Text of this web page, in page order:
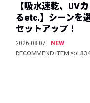
【吸水速乾、UV
るetc.】シーンを
セットアップ！
2026.08.07
NEW
RECOMMEND ITEM vol.334